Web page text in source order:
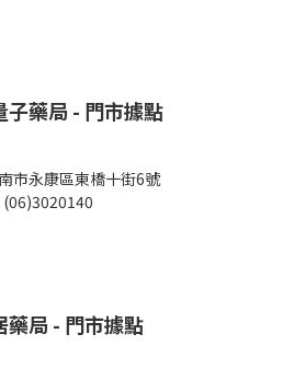
子藥局 - 門市據點
市永康區東橋十街6號
(06)3020140
藥局 - 門市據點